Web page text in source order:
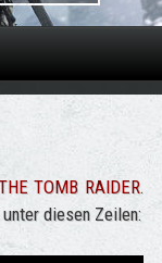
TOMB RAIDER.
diesen Zeilen: